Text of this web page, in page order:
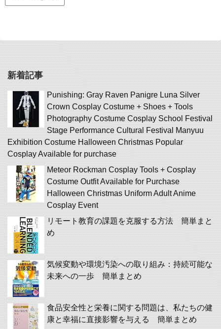
新着記事
Punishing: Gray Raven Panigre Luna Silver
Crown Cosplay Costume + Shoes + Tools
Photography Costume Cosplay School Festival
Stage Performance Cultural Festival Manyuu
Exhibition Costume Halloween Christmas Popular
Cosplay Available for purchase
Meteor Rockman Cosplay Tools + Cosplay
Costume Outfit Available for Purchase
Halloween Christmas Uniform Adult Anime
Cosplay Event
リモート教育の課題を克服する方法 簡単まと
め
気候変動や環境汚染への取り組み：持続可能な
未来への一歩 簡単まとめ
食品安全性と栄養に関する問題は、私たちの健
康と幸福に直接影響を与える 簡単まとめ